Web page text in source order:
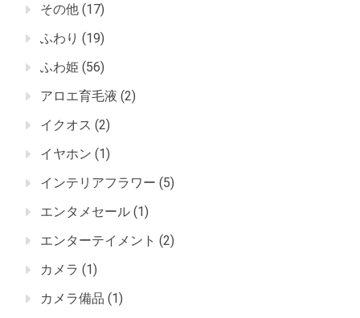
その他 (17)
ふわり (19)
ふわ姫 (56)
アロエ育毛液 (2)
イクオス (2)
イヤホン (1)
インテリアフラワー (5)
エンタメセール (1)
エンターテイメント (2)
カメラ (1)
カメラ備品 (1)